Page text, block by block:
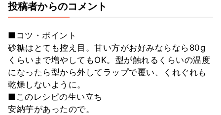
投稿者からのコメント
■コツ・ポイント
砂糖はとても控え目。甘い方がお好みならなら80g
くらいまで増やしてもOK。型が触れるくらいの温度
になったら型から外してラップで覆い、くれぐれも
乾燥しないように。
■このレシピの生い立ち
安納芋があったので。